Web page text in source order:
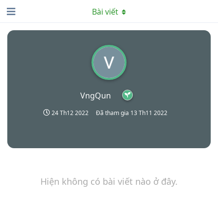
VngQun
24 Th12 2022 Đã tham gia 13 Th11 2022
Bài viết
Hiện không có bài viết nào ở đây.